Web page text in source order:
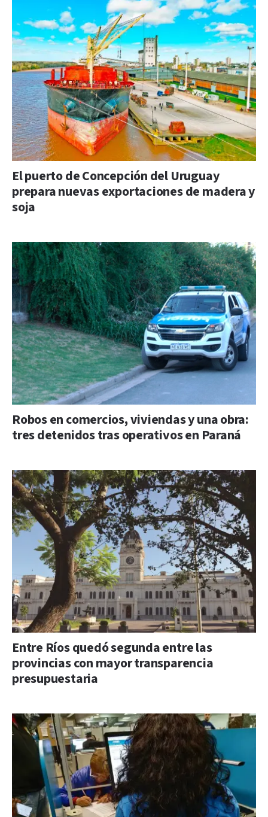
El puerto de Concepción del Uruguay
prepara nuevas exportaciones de madera y
soja
Robos en comercios, viviendas y una obra:
tres detenidos tras operativos en Paraná
Entre Ríos quedó segunda entre las
provincias con mayor transparencia
presupuestaria